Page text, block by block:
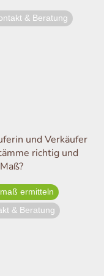
& Beratung
und Verkäufer
richtig und
ermitteln
& Beratung